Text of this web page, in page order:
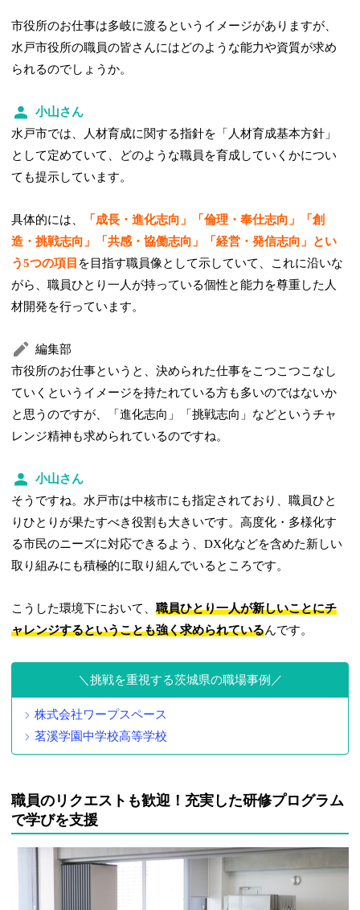
市役所のお仕事は多岐に渡るというイメージがありますが、
水戸市役所の職員の皆さんにはどのような能力や資質が求め
られるのでしょうか。
小山さん
水戸市では、人材育成に関する指針を「人材育成基本方針」
として定めていて、どのような職員を育成していくかについ
ても提示しています。
具体的には、
「成長・進化志向」「倫理・奉仕志向」「創
造・挑戦志向」「共感・協働志向」「経営・発信志向」とい
う5つの項目 を目指す職員像として示していて、これに沿いな
がら、職員ひとり一人が持っている個性と能力を尊重した人
材開発を行っています。
編集部
市役所のお仕事というと、決められた仕事をこつこつこなし
ていくというイメージを持たれている方も多いのではないか
と思うのですが、「進化志向」「挑戦志向」などというチャ
レンジ精神も求められているのですね。
小山さん
そうですね。水戸市は中核市にも指定されており、職員ひと
りひとりが果たすべき役割も大きいです。高度化・多様化す
る市民のニーズに対応できるよう、DX化などを含めた新しい
取り組みにも積極的に取り組んでいるところです。
こうした環境下において、職員ひとり一人が新しいことにチ
ャレンジするということも強く求められているんです。
挑戦を重視する茨城県の職場事例
株式会社ワープスペース
茗溪学園中学校高等学校
職員のリクエストも歓迎！充実した研修プログラム
で学びを支援